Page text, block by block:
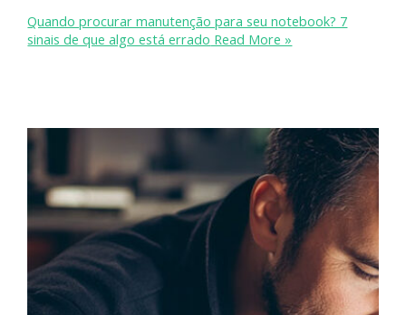
Quando procurar manutenção para seu notebook? 7
sinais de que algo está errado Read More »